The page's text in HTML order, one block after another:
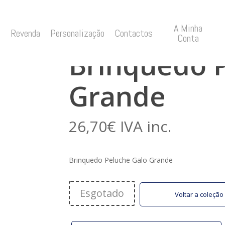
Revenda Personalização Contactos A Minha
Conta
Brinquedo
Grande
26,70€ IVA inc.
Brinquedo Peluche Galo Grande
Esgotado Voltar a